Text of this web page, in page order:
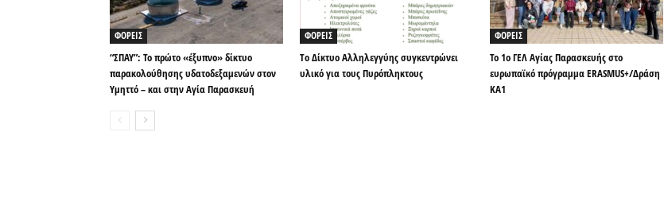
ΦΟΡΕΙΣ
“ΣΠΑΥ”: Το πρώτο «έξυπνο» δίκτυο
παρακολούθησης υδατοδεξαμενών στον
Υμηττό – και στην Αγία Παρασκευή
ΦΟΡΕΙΣ
To Δίκτυο Αλληλεγγύης συγκεντρώνει
υλικό για τους Πυρόπληκτους
ΦΟΡΕΙΣ
Το 1ο ΓΕΛ Αγίας Παρασκευής στο
ευρωπαϊκό πρόγραμμα ERASMUS+/Δράση
ΚΑ1